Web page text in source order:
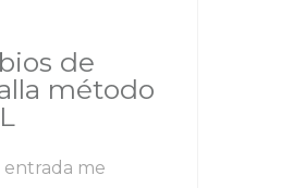
de
método
entrada me